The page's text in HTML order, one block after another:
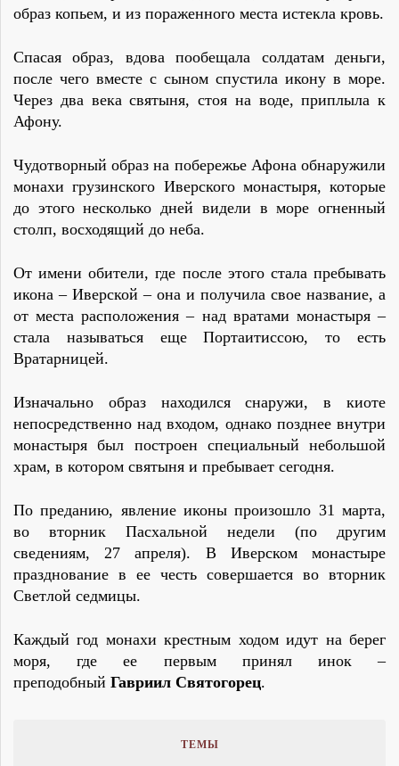
образ копьем, и из пораженного места истекла кровь.
Спасая образ, вдова пообещала солдатам деньги,
после чего вместе с сыном спустила икону в море.
Через два века святыня, стоя на воде, приплыла к
Афону.
Чудотворный образ на побережье Афона обнаружили
монахи грузинского Иверского монастыря, которые
до этого несколько дней видели в море огненный
столп, восходящий до неба.
От имени обители, где после этого стала пребывать
икона – Иверской – она и получила свое название, а
от места расположения – над вратами монастыря –
стала называться еще Портаитиссою, то есть
Вратарницей.
Изначально образ находился снаружи, в киоте
непосредственно над входом, однако позднее внутри
монастыря был построен специальный небольшой
храм, в котором святыня и пребывает сегодня.
По преданию, явление иконы произошло 31 марта,
во вторник Пасхальной недели (по другим
сведениям, 27 апреля). В Иверском монастыре
празднование в ее честь совершается во вторник
Светлой седмицы.
Каждый год монахи крестным ходом идут на берег
моря, где ее первым принял инок –
преподобный Гавриил Святогорец.
ТЕМЫ